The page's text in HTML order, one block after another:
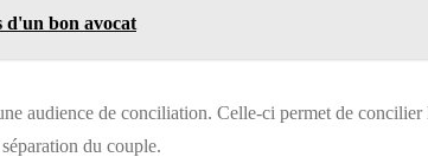
d'un bon avocat
audience de conciliation. Celle-ci permet de concilier
du couple.